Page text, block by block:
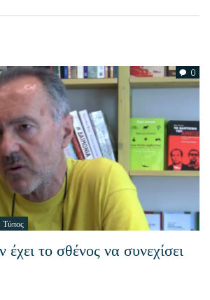
0
Τύπος
το σθένος να συνεχίσει